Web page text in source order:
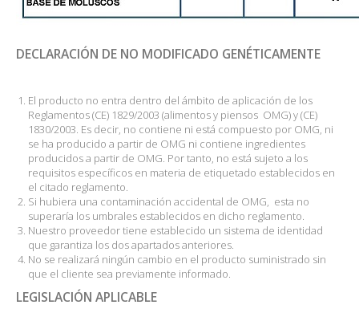
DECLARACIÓN DE NO MODIFICADO GENÉTICAMENTE
El producto no entra dentro del ámbito de aplicación de los
Reglamentos (CE) 1829/2003 (alimentos y piensos OMG) y (CE)
1830/2003. Es decir, no contiene ni está compuesto por OMG, ni
se ha producido a partir de OMG ni contiene ingredientes
producidos a partir de OMG. Por tanto, no está sujeto a los
requisitos específicos en materia de etiquetado establecidos en
el citado reglamento.
Si hubiera una contaminación accidental de OMG, esta no
superaría los umbrales establecidos en dicho reglamento.
Nuestro proveedor tiene establecido un sistema de identidad
que garantiza los dos apartados anteriores.
No se realizará ningún cambio en el producto suministrado sin
que el cliente sea previamente informado.
LEGISLACIÓN APLICABLE